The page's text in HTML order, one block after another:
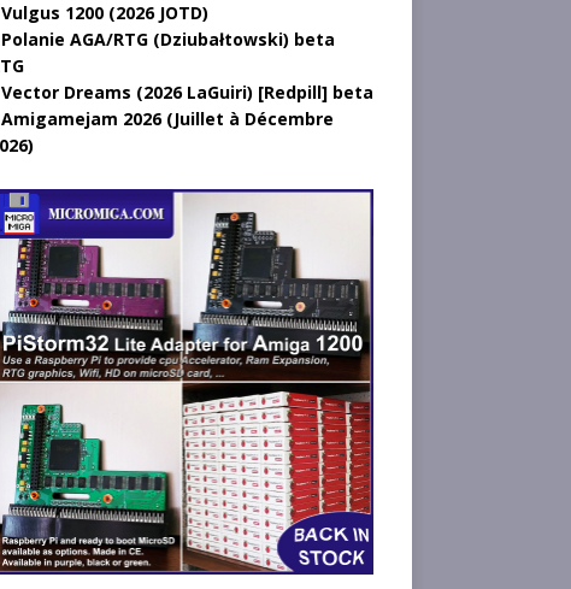
Vulgus 1200 (2026 JOTD)
Polanie AGA/RTG (Dziubałtowski) beta
Vector Dreams (2026 LaGuiri) [Redpill] beta
Amigamejam 2026 (Juillet à Décembre